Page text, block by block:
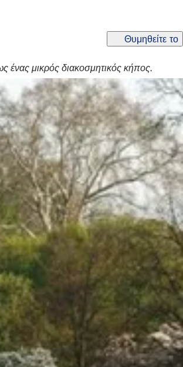
Θυμηθείτε το
ένας μικρός διακοσμητικός κήπος.